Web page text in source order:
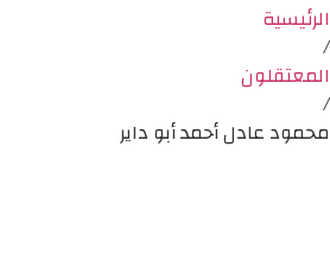
الرئيسية
/
المعتقلون
/
محمود عادل أحمد أبو داير